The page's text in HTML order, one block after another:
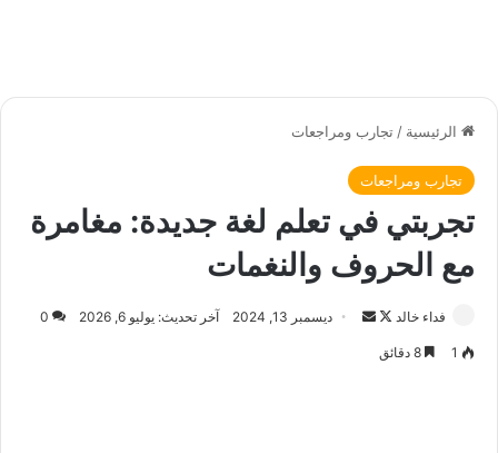
الرئيسية / تجارب ومراجعات
تجارب ومراجعات
تجربتي في تعلم لغة جديدة: مغامرة
مع الحروف والنغمات
فداء خالد
ت
ديسمبر 13, 2024 آخر تحديث: يوليو 6, 2026 0
1